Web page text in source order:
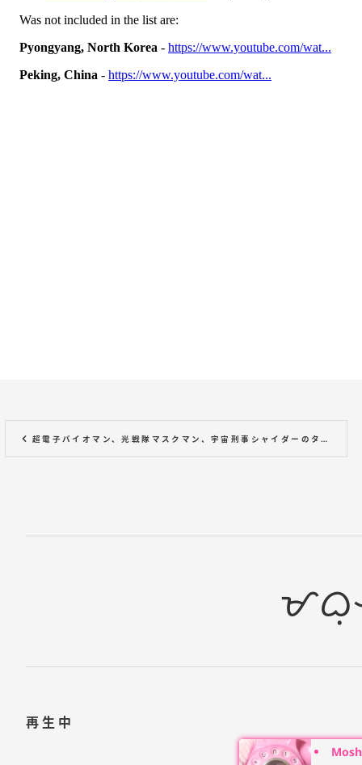
超電子バイオマン、光戦隊マスクマン、宇宙刑事シャイダーのタガログ語フルテーマソング
再生中